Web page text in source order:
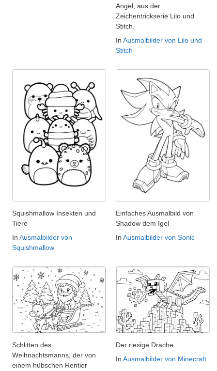
Angel, aus der
Zeichentrickserie Lilo und
Stitch.
In Ausmalbilder von Lilo und
Stitch
Squishmallow Insekten und
Tiere
In Ausmalbilder von
Squishmallow
Einfaches Ausmalbild von
Shadow dem Igel
In Ausmalbilder von Sonic
Schlitten des
Weihnachtsmanns, der von
einem hübschen Rentier
Der riesige Drache
In Ausmalbilder von Minecraft